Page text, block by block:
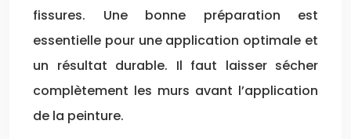
fissures. Une bonne préparation est
essentielle pour une application optimale et
un résultat durable. Il faut laisser sécher
complètement les murs avant l’application
de la peinture.